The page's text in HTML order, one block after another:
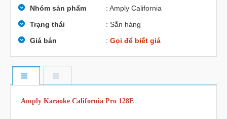
Nhóm sản phẩm
: Amply California
Trạng thái
: Sẵn hàng
Giá bán
: Gọi để biết giá
Amply Karaoke California Pro 128E